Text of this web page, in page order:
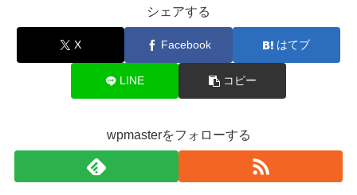
シェアする
X Facebook はてブ
LINE コピー
wpmasterをフォローする